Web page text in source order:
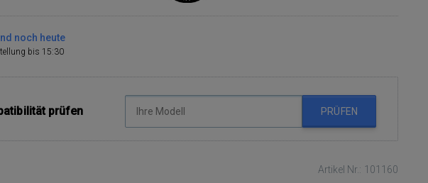
noch heute
bis 15:30
prüfen PRÜFEN
Artikel Nr.: 101160